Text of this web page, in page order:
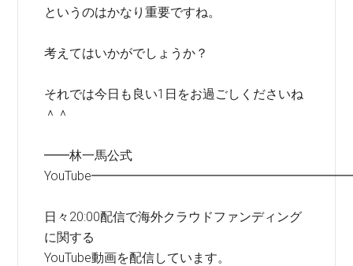
というのはかなり重要ですね。
考えてはいかがでしょうか？
それでは今日も良い1日をお過ごしくださいね
＾＾
━━林一馬公式
日々20:00配信で海外クラウドファンディング
に関する
YouTube動画を配信しています。